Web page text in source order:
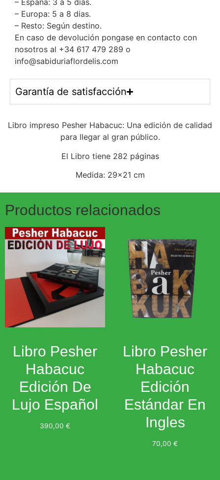
– Europa: 5 a 8 dias.
– Resto: Según destino.
En caso de devolución pongase en contacto con
nosotros al +34 617 479 289 o
info@sabiduriaflordelis.com
Garantía de satisfacción
Libro impreso Pesher Habacuc: Una edición de calidad
para llegar al gran público.
El Libro tiene 282 páginas
Medida: 29×21 cm
Productos relacionados
Libro Pesher
Habacuc
Edición De
Lujo Español
390,00 €
Libro Pesher
Habacuc
Edición
Estándar En
Ingles
70,00 €